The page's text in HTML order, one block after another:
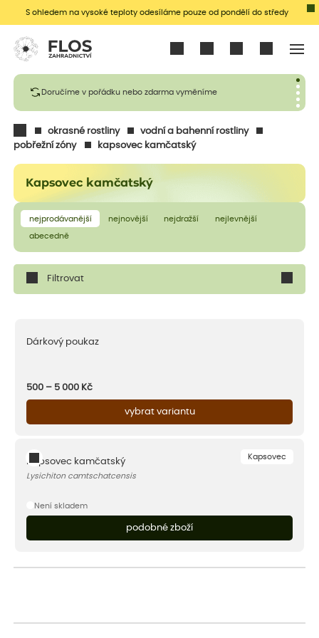
S ohledem na vysoké teploty odesíláme pouze od pondělí do středy
Doručíme v pořádku nebo zdarma vyměníme
okrasné rostliny
vodní a bahenní rostliny
pobřežní zóny
kapsovec kamčatský
Kapsovec kamčatský
nejprodávanější nejnovější nejdražší nejlevnější
abecedně
Filtrovat
Dárkový poukaz
500 – 5 000 Kč
vybrat variantu
Kapsovec
Kapsovec kamčatský
Lysichiton camtschatcensis
Není skladem
podobné zboží